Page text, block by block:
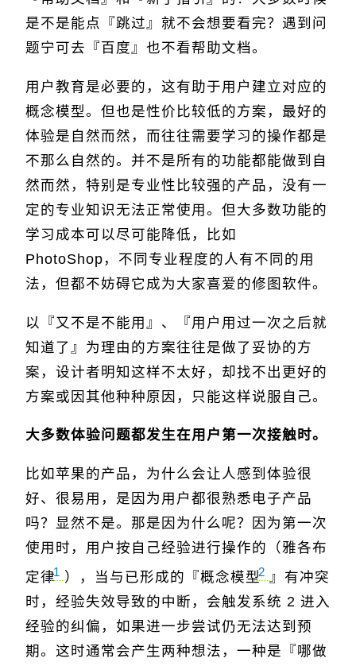
是不是能点『跳过』就不会想要看完？遇到问
题宁可去『百度』也不看帮助文档。
用户教育是必要的，这有助于用户建立对应的
概念模型。但也是性价比较低的方案，最好的
体验是自然而然，而往往需要学习的操作都是
不那么自然的。并不是所有的功能都能做到自
然而然，特别是专业性比较强的产品，没有一
定的专业知识无法正常使用。但大多数功能的
学习成本可以尽可能降低，比如
PhotoShop，不同专业程度的人有不同的用
法，但都不妨碍它成为大家喜爱的修图软件。
以『又不是不能用』、『用户用过一次之后就
知道了』为理由的方案往往是做了妥协的方
案，设计者明知这样不太好，却找不出更好的
方案或因其他种种原因，只能这样说服自己。
大多数体验问题都发生在用户第一次接触时。
比如苹果的产品，为什么会让人感到体验很
好、很易用，是因为用户都很熟悉电子产品
吗？显然不是。那是因为什么呢？因为第一次
使用时，用户按自己经验进行操作的（雅各布
定律1 ），当与已形成的『概念模型2
』有冲突
时，经验失效导致的中断，会触发系统 2 进入
经验的纠偏，如果进一步尝试仍无法达到预
期。这时通常会产生两种想法，一种是『哪做